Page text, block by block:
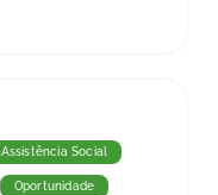
Assistência Social
Oportunidade